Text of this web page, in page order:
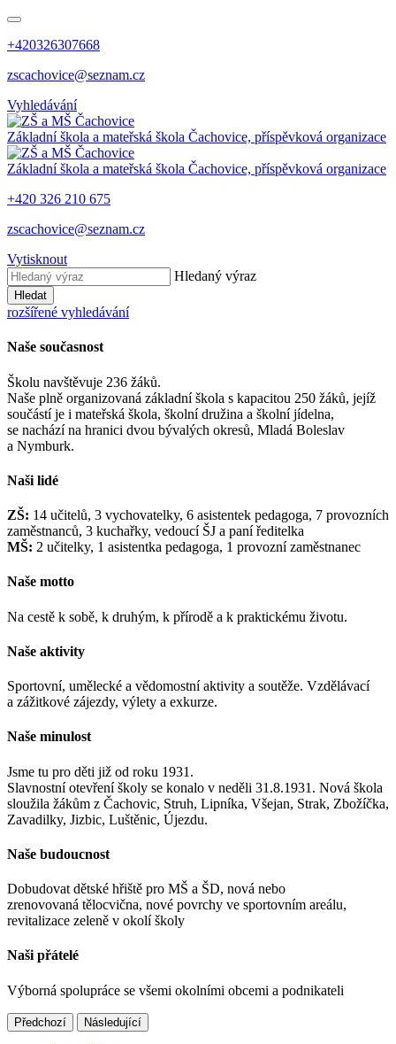
+420326307668
zscachovice@seznam.cz
Vyhledávání
Základní škola a mateřská škola Čachovice, příspěvková organizace
Základní škola a mateřská škola Čachovice, příspěvková organizace
+420 326 210 675
zscachovice@seznam.cz
Vytisknout
Hledaný výraz
Hledat
rozšířené vyhledávání
Naše současnost
Školu navštěvuje 236 žáků.
Naše plně organizovaná základní škola s kapacitou 250 žáků, jejíž
součástí je i mateřská škola, školní družina a školní jídelna,
se nachází na hranici dvou bývalých okresů, Mladá Boleslav
a Nymburk.
Naši lidé
ZŠ: 14 učitelů, 3 vychovatelky, 6 asistentek pedagoga, 7 provozních
zaměstnanců, 3 kuchařky, vedoucí ŠJ a paní ředitelka
MŠ: 2 učitelky, 1 asistentka pedagoga, 1 provozní zaměstnanec
Naše motto
Na cestě k sobě, k druhým, k přírodě a k praktickému životu.
Naše aktivity
Sportovní, umělecké a vědomostní aktivity a soutěže. Vzdělávací
a zážitkové zájezdy, výlety a exkurze.
Naše minulost
Jsme tu pro děti již od roku 1931.
Slavnostní otevření školy se konalo v neděli 31.8.1931. Nová škola
sloužila žákům z Čachovic, Struh, Lipníka, Všejan, Strak, Zbožíčka,
Zavadilky, Jizbic, Luštěnic, Újezdu.
Naše budoucnost
Dobudovat dětské hřiště pro MŠ a ŠD, nová nebo
zrenovovaná tělocvična, nové povrchy ve sportovním areálu,
revitalizace zeleně v okolí školy
Naši přátelé
Výborná spolupráce se všemi okolními obcemi a podnikateli
Předchozí Následující